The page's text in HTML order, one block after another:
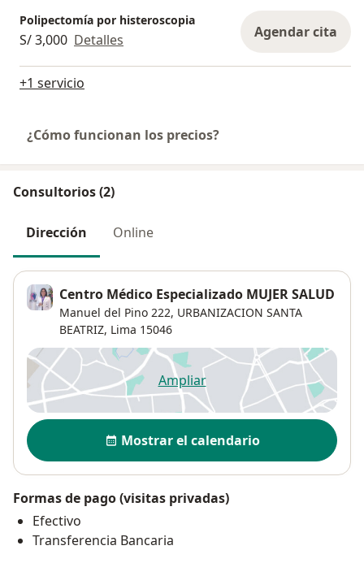
Polipectomía por histeroscopia
S/ 3,000 Detalles Agendar cita
+1 servicio
¿Cómo funcionan los precios?
Consultorios (2)
Dirección Online
Centro Médico Especializado MUJER SALUD
Manuel del Pino 222, URBANIZACION SANTA
BEATRIZ, Lima 15046
Ampliarse abre en una nueva
Disponibilidad
Mostrar el calendario
Formas de pago (visitas privadas)
Efectivo
Transferencia Bancaria